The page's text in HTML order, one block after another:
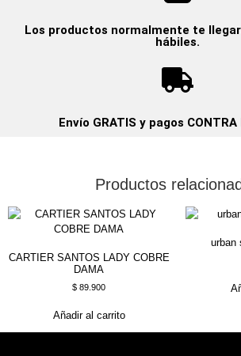
Los productos normalmente te
hábiles.
Envío GRATIS y pagos CONTRA
Productos
CARTIER SANTOS LADY COBRE
DAMA
$ 89.900
Añadir al carrito
urban